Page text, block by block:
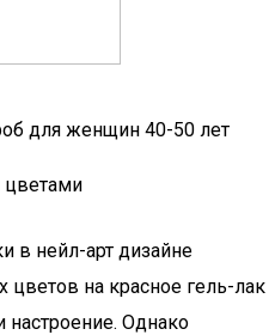
для женщин 40-50 лет
в нейл-арт дизайне
цветов на красное гель-лак
настроение. Однако